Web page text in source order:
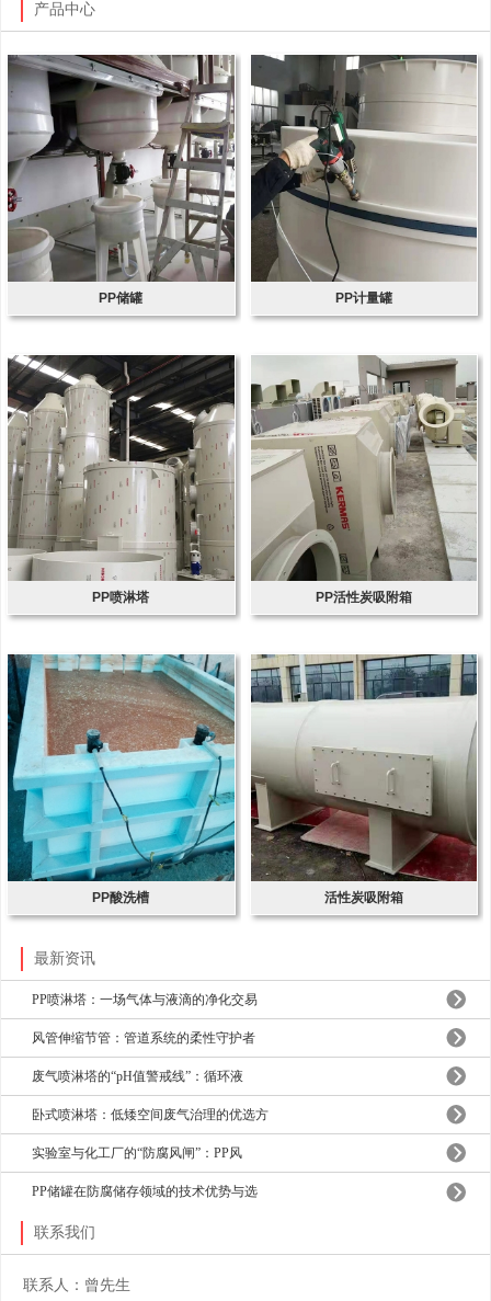
产品中心
PP储罐 PP计量罐
​PP喷淋塔 PP活性炭吸附箱
PP酸洗槽 活性炭吸附箱
最新资讯
PP喷淋塔：一场气体与液滴的净化交易
风管伸缩节管：管道系统的柔性守护者
废气喷淋塔的“pH值警戒线”：循环液
卧式喷淋塔：低矮空间废气治理的优选方
实验室与化工厂的“防腐风闸”：PP风
PP储罐在防腐储存领域的技术优势与选
联系我们
联系人：曾先生